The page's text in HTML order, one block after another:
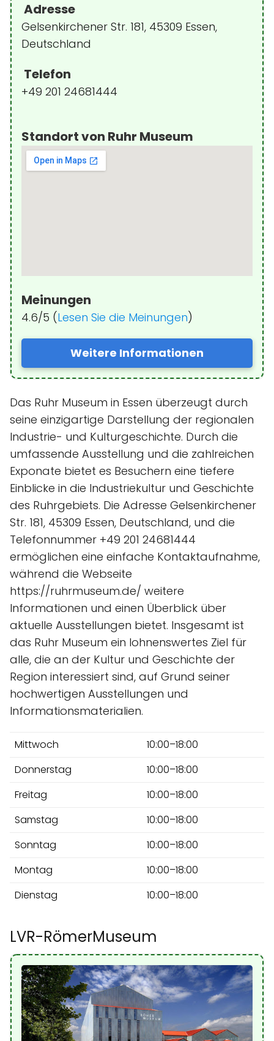
Adresse
Gelsenkirchener Str. 181, 45309 Essen,
Deutschland
Telefon
+49 201 24681444
Standort von Ruhr Museum
Meinungen
4.6/5 (Lesen Sie die Meinungen)
Weitere Informationen
Das Ruhr Museum in Essen überzeugt durch
seine einzigartige Darstellung der regionalen
Industrie- und Kulturgeschichte. Durch die
umfassende Ausstellung und die zahlreichen
Exponate bietet es Besuchern eine tiefere
Einblicke in die Industriekultur und Geschichte
des Ruhrgebiets. Die Adresse Gelsenkirchener
Str. 181, 45309 Essen, Deutschland, und die
Telefonnummer +49 201 24681444
ermöglichen eine einfache Kontaktaufnahme,
während die Webseite
https://ruhrmuseum.de/ weitere
Informationen und einen Überblick über
aktuelle Ausstellungen bietet. Insgesamt ist
das Ruhr Museum ein lohnenswertes Ziel für
alle, die an der Kultur und Geschichte der
Region interessiert sind, auf Grund seiner
hochwertigen Ausstellungen und
Informationsmaterialien.
Mittwoch
10:00–18:00
Donnerstag
10:00–18:00
Freitag
10:00–18:00
Samstag
10:00–18:00
Sonntag
10:00–18:00
Montag
10:00–18:00
Dienstag
10:00–18:00
LVR-RömerMuseum